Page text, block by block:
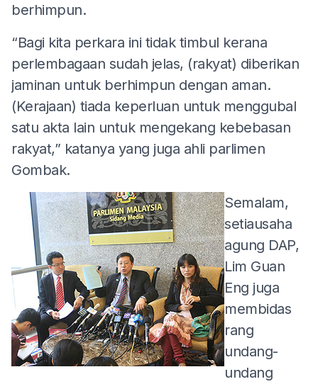
berhimpun.
“Bagi kita perkara ini tidak timbul kerana
perlembagaan sudah jelas, (rakyat) diberikan
jaminan untuk berhimpun dengan aman.
(Kerajaan) tiada keperluan untuk menggubal
satu akta lain untuk mengekang kebebasan
rakyat,” katanya yang juga ahli parlimen
Gombak.
Semalam,
setiausaha
agung DAP,
Lim Guan
Eng juga
membidas
rang
undang-
undang